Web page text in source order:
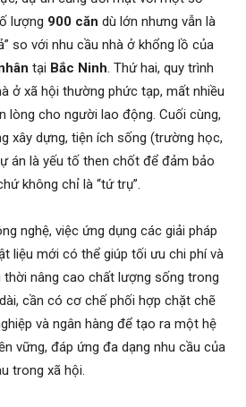
lượng 900 căn dù lớn nhưng vẫn là
so với nhu cầu nhà ở khổng lồ của
tại Bắc Ninh. Thứ hai, quy trình
ở xã hội thường phức tạp, mất nhiều
lòng cho người lao động. Cuối cùng,
xây dựng, tiện ích sống (trường học,
án là yếu tố then chốt để đảm bảo
không chỉ là “tứ trụ”.
nghệ, việc ứng dụng các giải pháp
liệu mới có thể giúp tối ưu chi phí và
nâng cao chất lượng sống trong
cần có cơ chế phối hợp chặt chẽ
và ngân hàng để tạo ra một hệ
vững, đáp ứng đa dạng nhu cầu của
trong xã hội.